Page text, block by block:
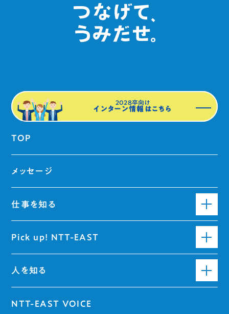
2028卒向け
インターン情報はこちら
TOP
メッセージ
仕事を知る
Pick up! NTT-EAST
人を知る
NTT-EAST VOICE